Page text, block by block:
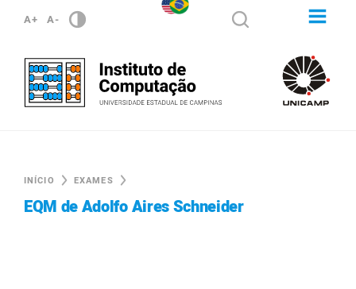
A+ A-
INÍCIO EXAMES
EQM de Adolfo Aires Schneider